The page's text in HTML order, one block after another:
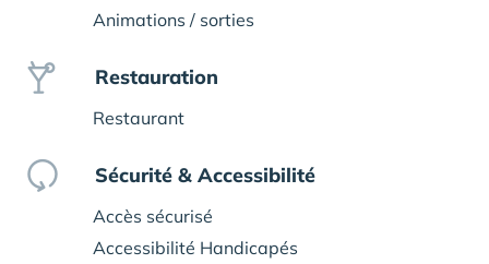
Animations / sorties
Restauration
Restaurant
Sécurité & Accessibilité
Accès sécurisé
Accessibilité Handicapés